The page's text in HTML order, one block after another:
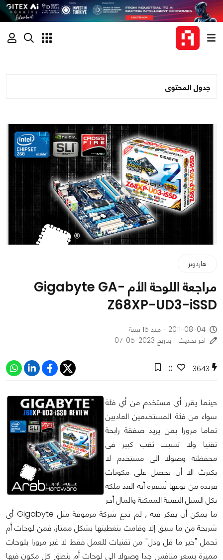
جدول المحتوى
هاردوير
مراجعة اللوحة الأم Gigabyte GA-
Z68XP-UD3-iSSD
2011-08-04 - منذ 15 سنة
اخر تحديث - بتاريخ 2023-05-07
3643
0
حينما يقرر أي مستخدم من أي فئة
سواء من فئة المستخدمين العاديين
تماما مرورا بمن يريد صفقة رابحة
تقنيا ولا تسبب ثقب كبير فى
محفظته وصولا الى مستخدم لا
يكترث الا أن يحصل على مكونات
فريدة من نوعها تُشعره أنه الغد ملكه
بكل السبل التقنية الممكنة والمال أخر
ما يمكن أن يفكر فيه , لم تدع شركة مرموقة مثل Gigabyte أى
شريحة من ما سبق إلا وقامت بتغطيتها بشكل ممتاز, فمن لوحات أم
تحمل "خير ما قل ودل" من تقنيات للعمل فقط لا غير مرورا بلوحات
مميزة بسعر منافس جدا وصولا الى لوحات أم ينطق كل مكون فيها